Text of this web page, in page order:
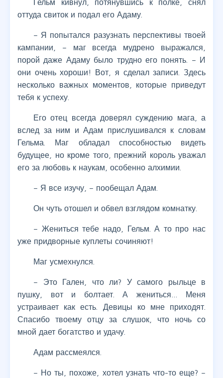
Гельм кивнул, потянувшись к полке, снял
оттуда свиток и подал его Адаму.
– Я попытался разузнать перспективы твоей
кампании, – маг всегда мудрено выражался,
порой даже Адаму было трудно его понять. – И
они очень хороши! Вот, я сделал записи. Здесь
несколько важных моментов, которые приведут
тебя к успеху.
Его отец всегда доверял суждению мага, а
вслед за ним и Адам прислушивался к словам
Гельма. Маг обладал способностью видеть
будущее, но кроме того, прежний король уважал
его за любовь к наукам, особенно алхимии.
– Я все изучу, – пообещал Адам.
Он чуть отошел и обвел взглядом комнатку.
– Жениться тебе надо, Гельм. А то про нас
уже придворные куплеты сочиняют!
Маг усмехнулся.
– Это Гален, что ли? У самого рыльце в
пушку, вот и болтает. А жениться… Меня
устраивает как есть. Девицы ко мне приходят.
Спасибо твоему отцу за слушок, что ночь со
мной дает богатство и удачу.
Адам рассмеялся.
– Но ты, похоже, хотел узнать что-то еще? –